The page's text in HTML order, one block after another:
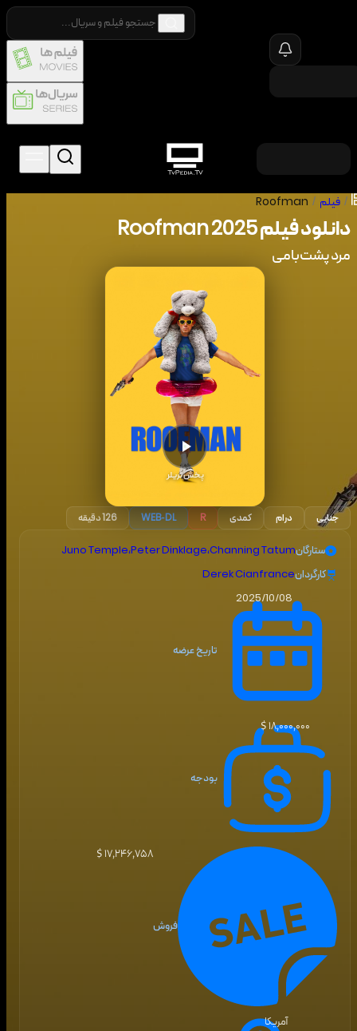
/ فیلم /
Roofman
دانلود فیلم2025
Roofman
مرد پشت‌بامی
پخش تریلر
جنایی درام کمدی R
WEB-DL 126 دقیقه
ستارگان Juno Temple،Peter Dinklage،Channing Tatum
کارگردانDerek Cianfrance
تاریخ عرضه
2025/10/08
بودجه
۱۸٬۰۰۰٬۰۰۰ $
فروش
۱۷٬۲۴۶٬۷۵۸ $
آمریکا